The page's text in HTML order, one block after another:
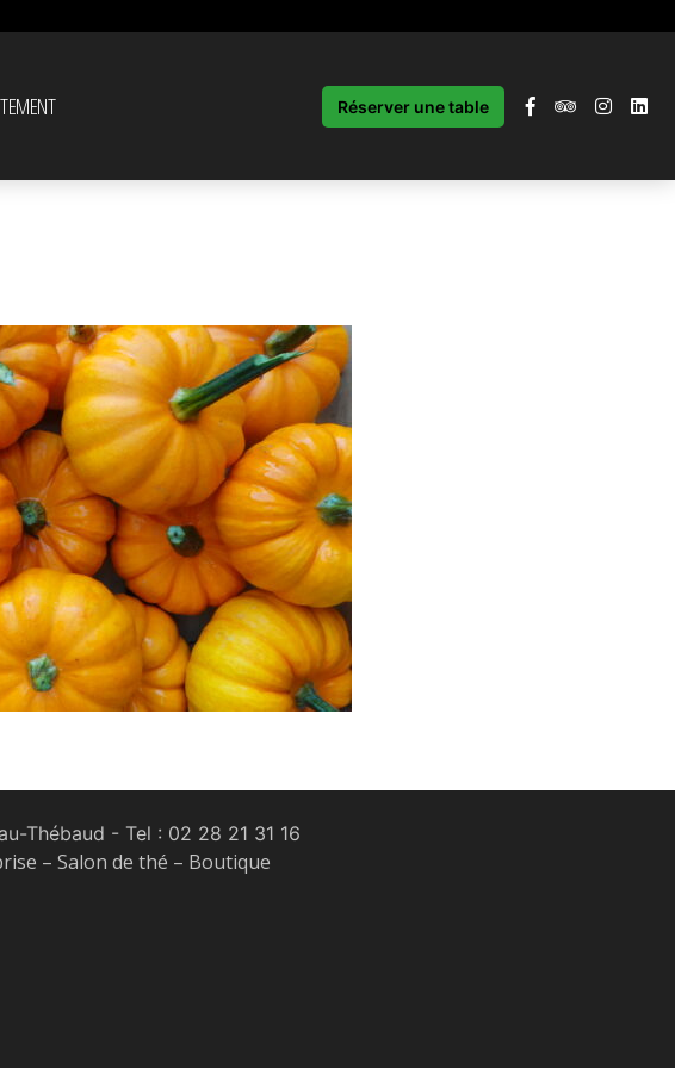
Réserver une table
Thébaud - Tel : 02 28 21 31 16
– Salon de thé – Boutique